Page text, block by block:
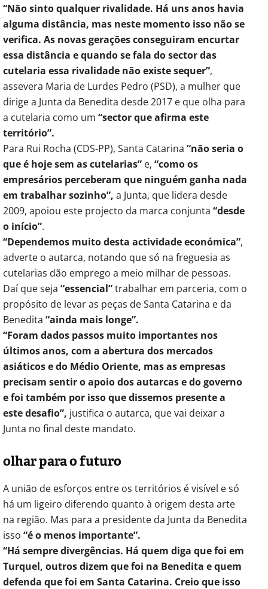
“Não sinto qualquer rivalidade. Há uns anos havia
alguma distância, mas neste momento isso não se
verifica. As novas gerações conseguiram encurtar
essa distância e quando se fala do sector das
cutelaria essa rivalidade não existe sequer”,
assevera Maria de Lurdes Pedro (PSD), a mulher que
dirige a Junta da Benedita desde 2017 e que olha para
a cutelaria como um “sector que afirma este
território”.
Para Rui Rocha (CDS-PP), Santa Catarina “não seria o
que é hoje sem as cutelarias” e, “como os
empresários perceberam que ninguém ganha nada
em trabalhar sozinho”, a Junta, que lidera desde
2009, apoiou este projecto da marca conjunta “desde
o início”.
“Dependemos muito desta actividade económica”,
adverte o autarca, notando que só na freguesia as
cutelarias dão emprego a meio milhar de pessoas.
Daí que seja “essencial”trabalhar em parceria, com o
propósito de levar as peças de Santa Catarina e da
Benedita “ainda mais longe”.
“Foram dados passos muito importantes nos
últimos anos, com a abertura dos mercados
asiáticos e do Médio Oriente, mas as empresas
precisam sentir o apoio dos autarcas e do governo
e foi também por isso que dissemos presente a
este desafio”, justifica o autarca, que vai deixar a
Junta no final deste mandato.
olhar para o futuro
A união de esforços entre os territórios é visível e só
há um ligeiro diferendo quanto à origem desta arte
na região. Mas para a presidente da Junta da Benedita
isso “é o menos importante”.
“Há sempre divergências. Há quem diga que foi em
Turquel, outros dizem que foi na Benedita e quem
defenda que foi em Santa Catarina. Creio que isso